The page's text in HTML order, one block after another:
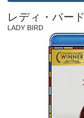
レディ・バード
LADY BIRD